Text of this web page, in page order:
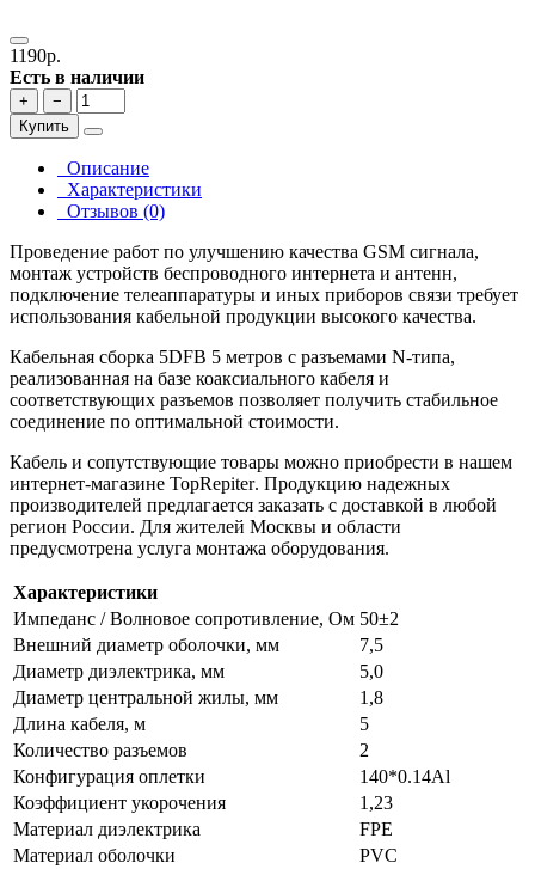
1190р.
Есть в наличии
+
−
Купить
Описание
Характеристики
Отзывов (0)
Проведение работ по улучшению качества GSM сигнала,
монтаж устройств беспроводного интернета и антенн,
подключение телеаппаратуры и иных приборов связи требует
использования кабельной продукции высокого качества.
Кабельная сборка 5DFB 5 метров с разъемами N-типа,
реализованная на базе коаксиального кабеля и
соответствующих разъемов позволяет получить стабильное
соединение по оптимальной стоимости.
Кабель и сопутствующие товары можно приобрести в нашем
интернет-магазине TopRepiter. Продукцию надежных
производителей предлагается заказать с доставкой в любой
регион России. Для жителей Москвы и области
предусмотрена услуга монтажа оборудования.
Характеристики
Импеданс / Волновое сопротивление, Ом 50±2
Внешний диаметр оболочки, мм
7,5
Диаметр диэлектрика, мм
5,0
Диаметр центральной жилы, мм
1,8
Длина кабеля, м
5
Количество разъемов
2
Конфигурация оплетки
140*0.14Al
Коэффициент укорочения
1,23
Материал диэлектрика
FPE
Материал оболочки
PVC